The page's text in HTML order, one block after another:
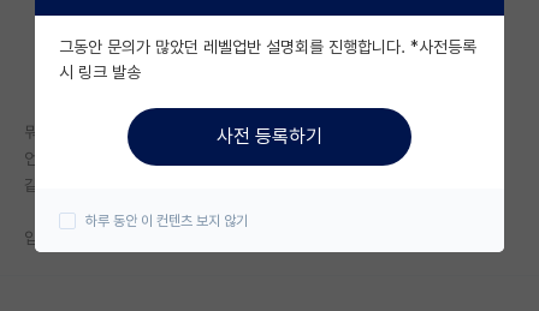
자유 게시판(아무개랩)
미국 유학 게시판
미국 대학원 합격 후기 게시판
대학원생 모집 게시판
연구실(PI) 홍보 게시판
뭐 입시붙고와라 이런게 아니라
언제부터 시작하자
같은 누가봐도 확답인 답장 받으면
입시(서류 면접) 개망해도 붙는건가요??
그동안 문의가 많았던 레벨업반 설명회를 진행합니다. *사전등록
시 링크 발송
사전 등록하기
하루 동안 이 컨텐츠 보지 않기